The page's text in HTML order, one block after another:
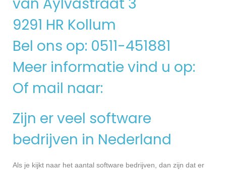
9291 HR Kollum
Bel ons op: 0511-451881
Meer informatie vind u op:
Of mail naar:
Zijn er veel software
bedrijven in Nederland
Als je kijkt naar het aantal software bedrijven, dan zijn dat er